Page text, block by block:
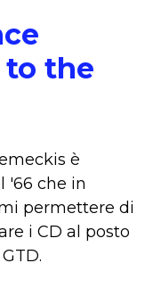
to the
è
'66 che in
permettere di
i CD al posto